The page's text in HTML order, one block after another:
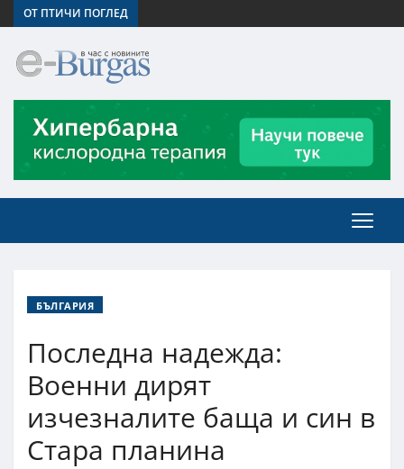
ОТ ПТИЧИ ПОГЛЕД
БЪЛГАРИЯ
Последна надежда:
Военни дирят
изчезналите баща и син в
Стара планина